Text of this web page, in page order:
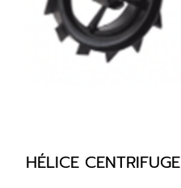
HÉLICE CENTRIFUGE